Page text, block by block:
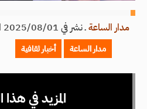
مدار الساعةـنشر في 2025/08/01 الساعة 20:07
مدار الساعة أخبار ثقافية
المزيد في